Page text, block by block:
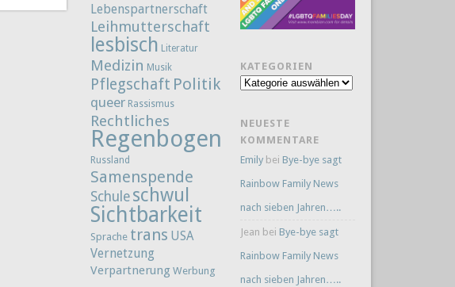
Lebenspartnerschaft
Leihmutterschaft
lesbisch Literatur
Medizin Musik
Pflegschaft Politik
queer Rassismus
Rechtliches
Regenbogenfamilie
Russland
Samenspende
Schule schwul
Sichtbarkeit
Sprache trans USA
Vernetzung
Verpartnerung Werbung
KATEGORIEN
Kategorien
NEUESTE
KOMMENTARE
Emilybei Bye-bye sagt
Rainbow Family News
nach sieben Jahren…..
Jean bei Bye-bye sagt
Rainbow Family News
nach sieben Jahren…..